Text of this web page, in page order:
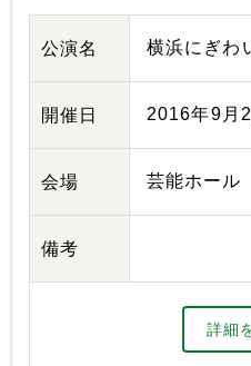
公演名 横浜にぎわ
開催日 2016年9月
会場 芸能ホール
備考
詳細